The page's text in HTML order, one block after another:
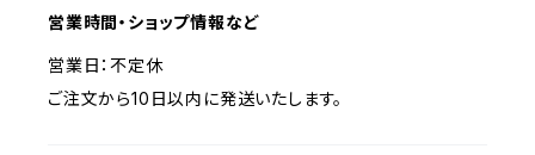
営業時間・ショップ情報など
営業日：不定休
ご注文から10日以内に発送いたします。